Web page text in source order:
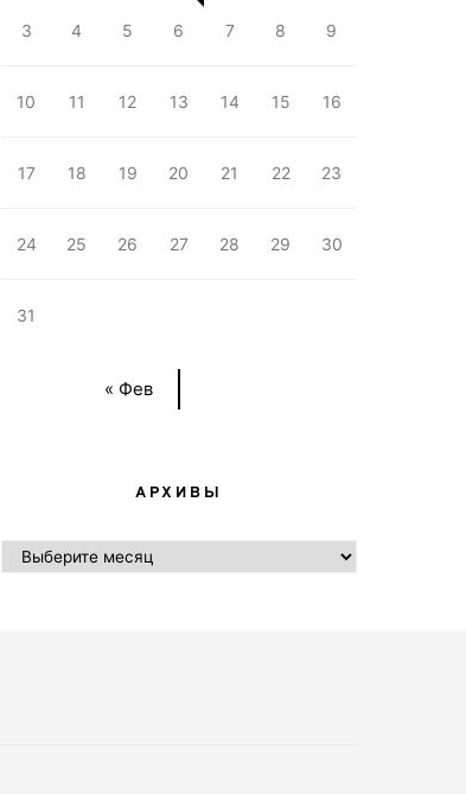
« Фев
3 4 5 6 7 8 9
10 11 12 13 14 15 16
17 18 19 20 21 22 23
24 25 26 27 28 29 30
31
АРХИВЫ
АРХИВЫ